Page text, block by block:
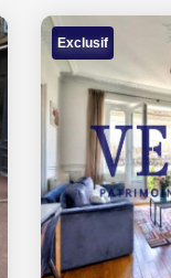
Exclusif